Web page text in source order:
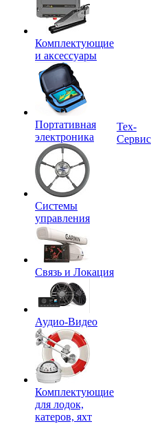
Комплектующие
и аксессуары
Портативная
электроника
Системы
управления
Связь и Локация
Аудио-Видео
Комплектующие
для лодок,
катеров, яхт
Tex-
Сервис